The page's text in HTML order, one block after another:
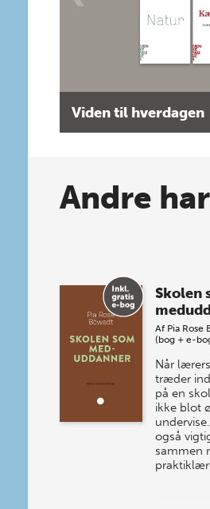
Viden til hverdagen
Andre
Skolen
Af Pia Rose
(bog + e-
Når
træder
på en
ikke blot
også
sammen